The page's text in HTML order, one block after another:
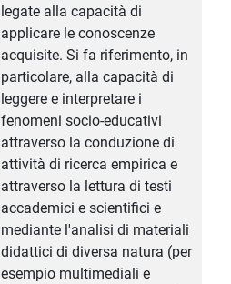
legate alla capacità di
applicare le conoscenze
acquisite. Si fa riferimento, in
particolare, alla capacità di
leggere e interpretare i
fenomeni socio-educativi
attraverso la conduzione di
attività di ricerca empirica e
attraverso la lettura di testi
accademici e scientifici e
mediante l'analisi di materiali
didattici di diversa natura (per
esempio multimediali e